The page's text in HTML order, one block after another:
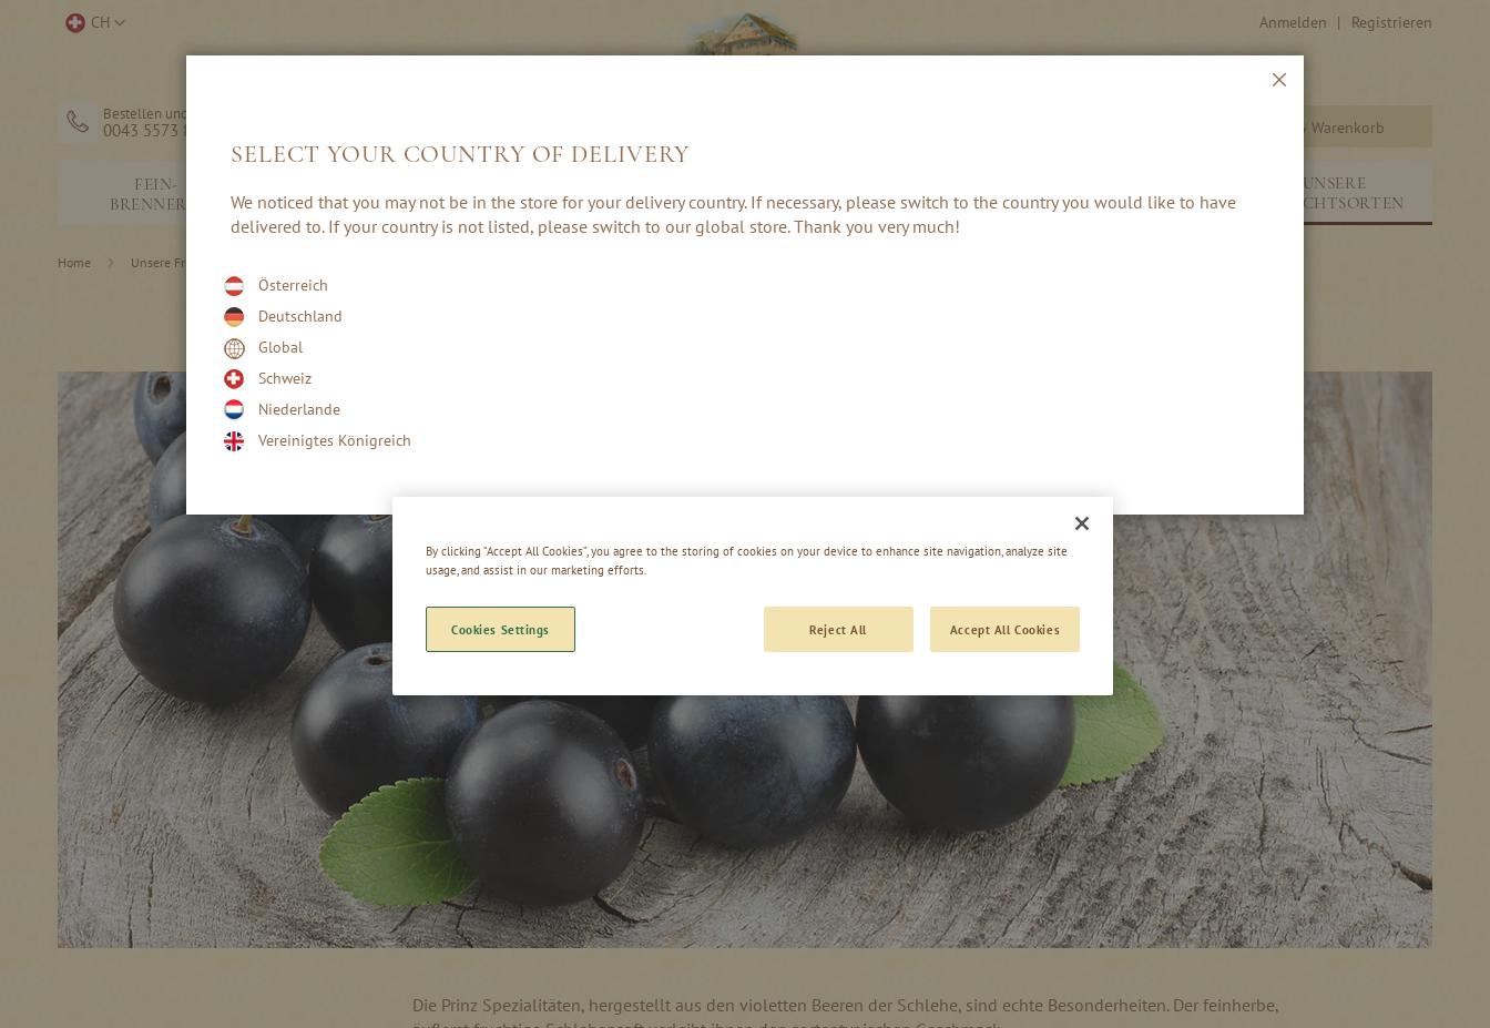
Direkt
Anmelden Registrieren
Store CH
Bestellen und Hilfe
0043 5573 82203 Warenkorb
FEIN-
BRENNEREI
EDELBRÄNDE
CREAMS
& PUNSCH
ZUBEHÖR
SAISONALES
UNSERE
FRUCHTSORTEN
Home Unsere Fruchtsorten
Die Prinz Spezialitäten, hergestellt aus den violetten Beeren der Schlehe, sind echte Besonderheiten. Der feinherbe,
By clicking “Accept All Cookies”, you agree to the storing of cookies on your device to enhance site navigation, analyze site
usage, and assist in our marketing efforts.
Cookies Settings Reject All Accept All Cookies
SELECT YOUR COUNTRY OF DELIVERY
We noticed that you may not be in the store for your delivery country. If necessary, please switch to the country you would like to have
delivered to. If your country is not listed, please switch to our global store. Thank you very much!
Österreich
Deutschland
Global
Schweiz
Niederlande
Vereinigtes Königreich